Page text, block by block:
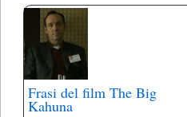
Frasi del film The Big
Kahuna